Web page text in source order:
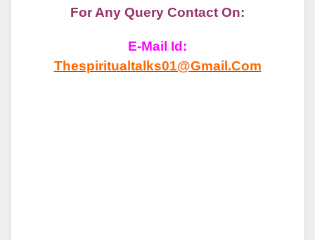
For Any Query Contact On:
E-Mail Id:
Thespiritualtalks01@gmail.com